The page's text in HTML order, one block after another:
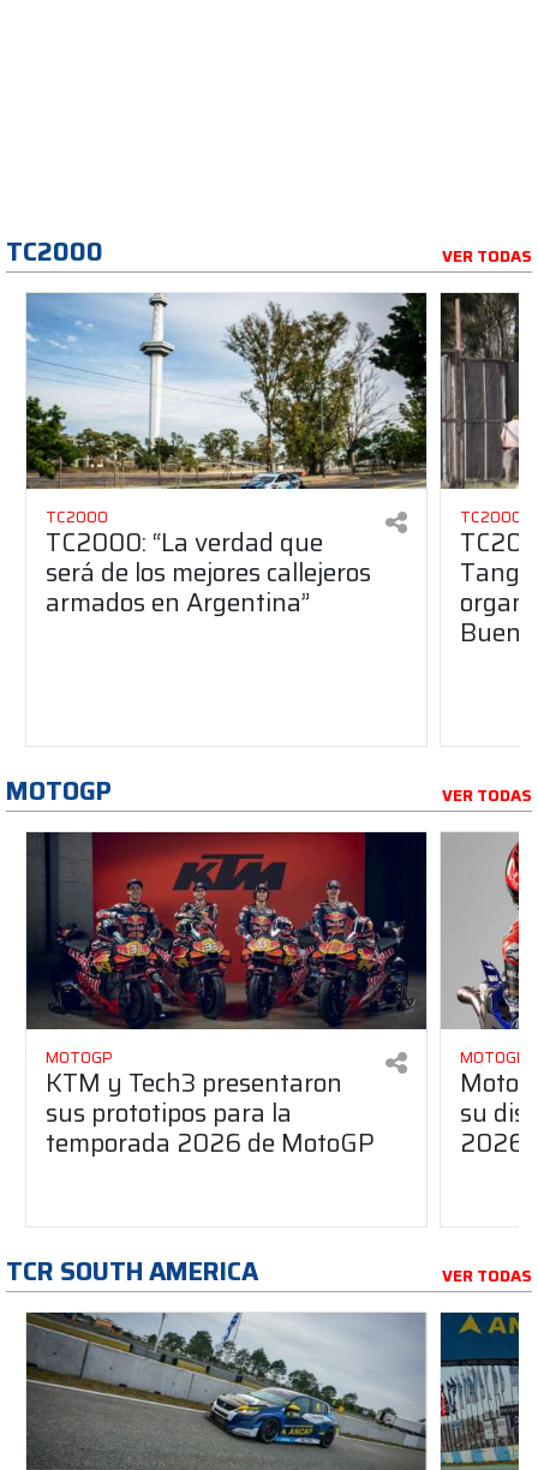
TC2000 VER TODAS
TC2000
TC2000: “La verdad que
será de los mejores callejeros
armados en Argentina”
TC2000
MOTOGP VER TODAS
MOTOGP
KTM y Tech3 presentaron
sus prototipos para la
temporada 2026 de MotoGP
MOTOGP
su
2026
TCR SOUTH AMERICA VER TODAS